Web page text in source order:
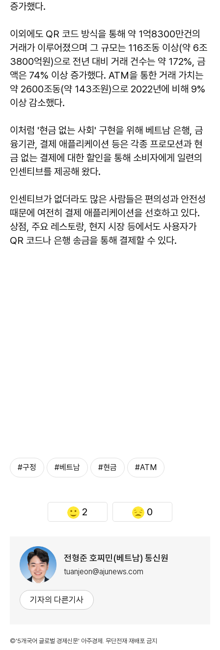
증가했다.
이외에도 QR 코드 방식을 통해 약 1억8300만건의
거래가 이루어졌으며 그 규모는 116조동 이상(약 6조
3800억원)으로 전년 대비 거래 건수는 약 172%, 금
액은 74% 이상 증가했다. ATM을 통한 거래 가치는
약 2600조동(약 143조원)으로 2022년에 비해 9%
이상 감소했다.
이처럼 '현금 없는 사회' 구현을 위해 베트남 은행, 금
융기관, 결제 애플리케이션 등은 각종 프로모션과 현
금 없는 결제에 대한 할인을 통해 소비자에게 일련의
인센티브를 제공해 왔다.
인센티브가 없더라도 많은 사람들은 편의성과 안전성
때문에 여전히 결제 애플리케이션을 선호하고 있다.
상점, 주요 레스토랑, 현지 시장 등에서도 사용자가
QR 코드나 은행 송금을 통해 결제할 수 있다.
#구정 #베트남 #현금 #ATM
2 0
전형준 호찌민(베트남) 통신원
tuanjeon@ajunews.com
기자의 다른기사
©'5개국어 글로벌 경제신문' 아주경제. 무단전재·재배포 금지